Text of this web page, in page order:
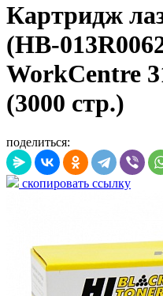
Картридж
(HB-
WorkCentre
(3000 стр.)
поделиться:
скопировать ссылку